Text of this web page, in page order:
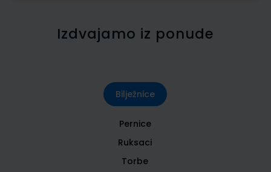
Izdvajamo iz ponude
Bilježnice
Pernice
Ruksaci
Torbe